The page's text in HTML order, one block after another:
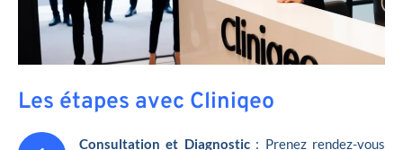
Les étapes avec Cliniqeo
Consultation et Diagnostic: Prenez rendez-vous